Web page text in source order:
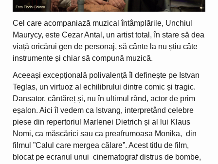
Cel care acompaniază muzical întâmplările, Unchiul
Maurycy, este Cezar Antal, un artist total, în stare să dea
viață oricărui gen de personaj, să cânte la nu știu câte
instrumente și chiar să compună muzică.
Aceeași excepțională polivalență îl definește pe Istvan
Teglas, un virtuoz al echilibrului dintre comic și tragic.
Dansator, cântăreț și, nu în ultimul rând, actor de prim
eșalon. Aici îl vedem ca Istvang, interpretând celebre
piese din repertoriul Marlenei Dietrich și al lui Klaus
Nomi, ca măscărici sau ca preafrumoasa Monika, din
filmul ”Calul care mergea călare”. Acest titlu de film,
blocat pe ecranul unui cinematograf distrus de bombe,